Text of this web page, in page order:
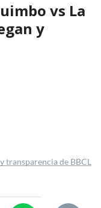
vs La
y
transparencia de BBCL